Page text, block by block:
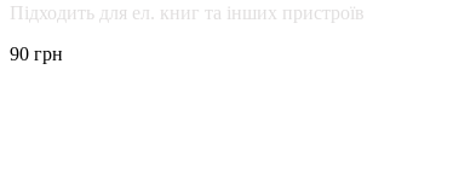
Підходить для ел. книг та інших пристроїв
90 грн